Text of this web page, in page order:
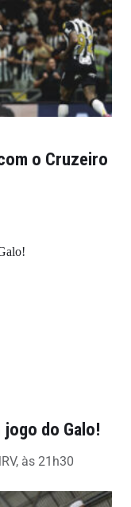
o Cruzeiro
do Galo!
às 21h30